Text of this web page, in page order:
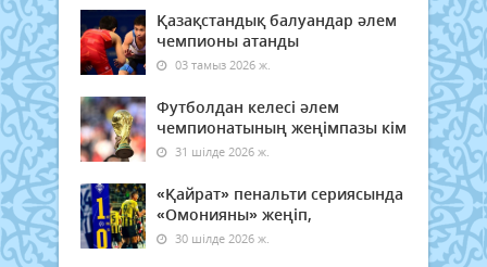
Қазақстандық балуандар әлем
чемпионы атанды
03 тамыз 2026 ж.
Футболдан келесі әлем
чемпионатының жеңімпазы кім
31 шілде 2026 ж.
«Қайрат» пенальти сериясында
«Омонияны» жеңіп,
30 шілде 2026 ж.